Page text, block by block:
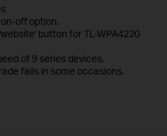
off option.
button for TL-WPA4220
of 9 series devices.
fails in some occasions.